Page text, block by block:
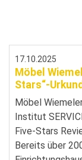
17.10.2025
Möbel
Stars“-
Möbel
Institut
Five-Stars
Bereits über